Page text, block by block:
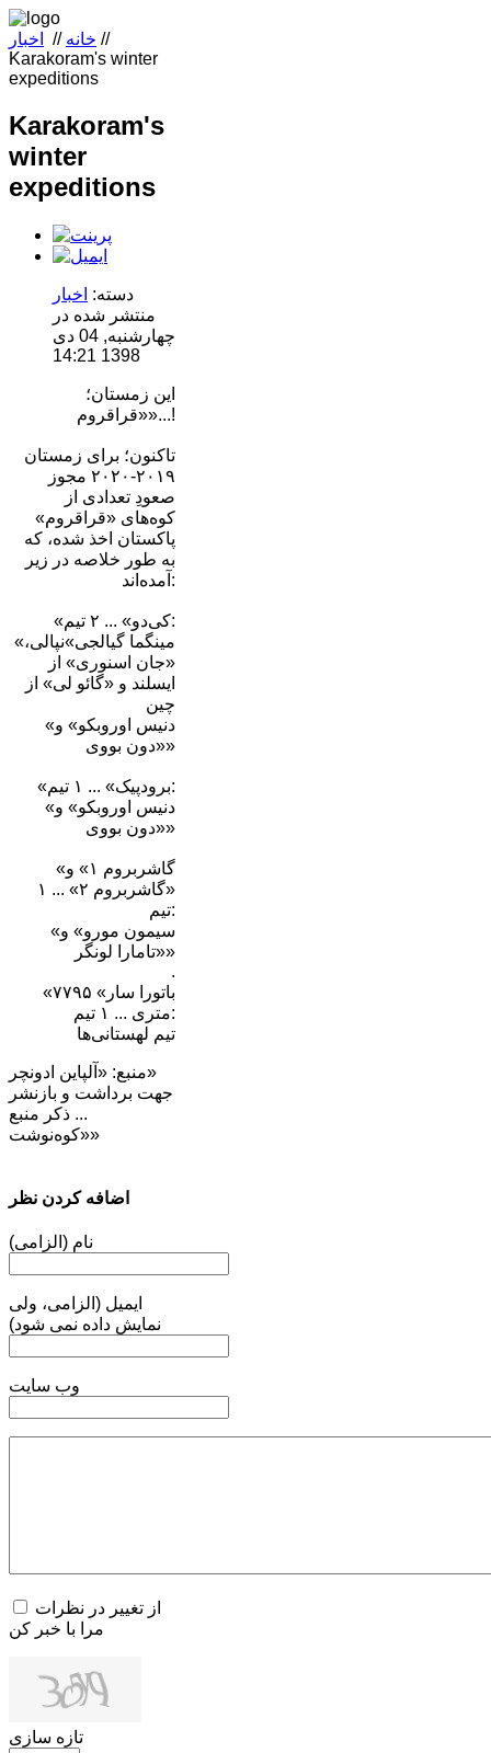
خانه // اخبار
//
Karakoram's winter
expeditions
Karakoram's
winter
expeditions
دسته: اخبار
منتشر شده در
چهارشنبه, 04 دی
1398 14:21
این زمستان؛
«قراقروم»...!
تاکنون؛ برای زمستان
۲۰۱۹-۲۰۲۰ مجوز
صعودِ تعدادی از
کوه‌های «قراقروم»
پاکستان اخذ شده، که
به طور خلاصه در زیر
آمده‌اند:
«کی‌دو» ... ۲ تیم:
«مینگما گیالجی»نپالی،
«جان اسنوری» از
ایسلند و «گائو لی» از
چین
«دنیس اوروبکو» و
«دون بووی»
«برودپیک» ... ۱ تیم:
«دنیس اوروبکو» و
«دون بووی»
«گاشربروم ۱» و‌
«گاشربروم ۲» ... ۱
تیم:
«سیمون مورو» و
«تامارا لونگر»
.
«باتورا سار» ۷۷۹۵
متری ... ۱ تیم:
تیم لهستانی‌ها
منبع: «آلپاین ادونچر»
جهت برداشت و بازنشر
... ذکر منبع
«کوه‌نوشت»
اضافه کردن نظر
نام (الزامی)
ایمیل (الزامی، ولی
نمایش داده نمی شود)
وب سایت
از تغییر در نظرات
مرا با خبر کن
تازه سازی